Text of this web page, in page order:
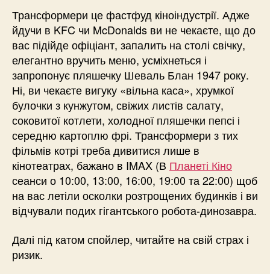
Трансформери це фастфуд кіноіндустрії. Адже
йдучи в KFC чи McDonalds ви не чекаєте, що до
вас підійде офіціант, запалить на столі свічку,
елегантно вручить меню, усміхнеться і
запропонує пляшечку Шеваль Блан 1947 року.
Ні, ви чекаєте вигуку «вільна каса», хрумкої
булочки з кунжутом, свіжих листів салату,
соковитої котлети, холодної пляшечки пепсі і
середню картоплю фрі. Трансформери з тих
фільмів котрі треба дивитися лише в
кінотеатрах, бажано в IMAX (В Планеті Кіно
сеанси о 10:00, 13:00, 16:00, 19:00 та 22:00) щоб
на вас летіли осколки розтрощених будинків і ви
відчували подих гігантського робота-динозавра.
Далі під катом спойлер, читайте на свій страх і
ризик.